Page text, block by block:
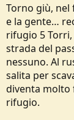
Torno giù, nel
e la gente…
rifugio 5
strada del
nessuno. Al
salita per
diventa molto
rifugio.